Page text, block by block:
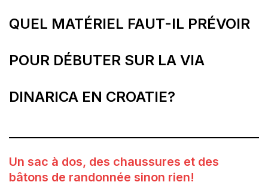
QUEL MATÉRIEL FAUT-IL PRÉVOIR
POUR DÉBUTER SUR LA VIA
DINARICA EN CROATIE?
Un sac à dos, des chaussures et des
bâtons de randonnée sinon rien!